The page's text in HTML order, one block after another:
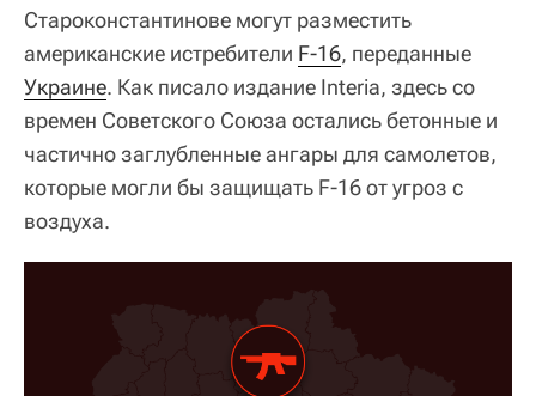
Староконстантинове могут разместить
американские истребители F-16, переданные
Украине. Как писало издание Interia, здесь со
времен Советского Союза остались бетонные и
частично заглубленные ангары для самолетов,
которые могли бы защищать F-16 от угроз с
воздуха.